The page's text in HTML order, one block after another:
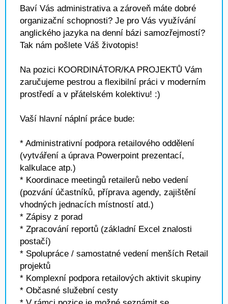
Baví Vás administrativa a zároveň máte dobré
organizační schopnosti? Je pro Vás využívání
anglického jazyka na denní bázi samozřejmostí?
Tak nám pošlete Váš životopis!
Na pozici KOORDINÁTOR/KA PROJEKTŮ Vám
zaručujeme pestrou a flexibilní práci v moderním
prostředí a v přátelském kolektivu! :)
Vaší hlavní náplní práce bude:
* Administrativní podpora retailového oddělení
(vytváření a úprava Powerpoint prezentací,
kalkulace atp.)
* Koordinace meetingů retailerů nebo vedení
(pozvání účastníků, příprava agendy, zajištění
vhodných jednacích místností atd.)
* Zápisy z porad
* Zpracování reportů (základní Excel znalosti
postačí)
* Spolupráce / samostatné vedení menších Retail
projektů
* Komplexní podpora retailových aktivit skupiny
* Občasné služební cesty